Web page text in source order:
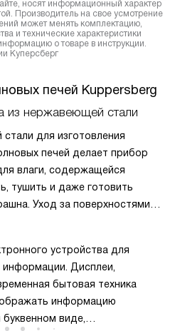
носят информационный характер
Производитель на свое усмотрение
может менять комплектацию,
и технические характеристики
о товаре в инструкции.
Куперсберг
печей Kuppersberg
из нержавеющей стали
для изготовления
печей делает прибор
влаги, содержащейся
тушить и даже готовить
Уход за поверхностями
лишь избегать абразивных
устройства для
информации. Дисплеи,
бытовая техника
информацию
виде,